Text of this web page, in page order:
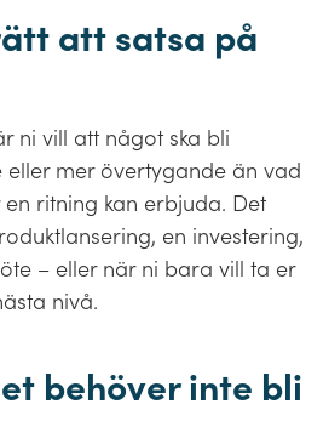
att satsa på
ni vill att något ska bli
mer övertygande än vad
ritning kan erbjuda. Det
en investering,
– eller när ni bara vill ta er
nivå.
behöver inte bli